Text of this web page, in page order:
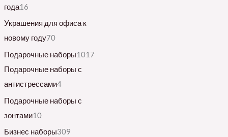
года16
Украшения для офиса к
новому году70
Подарочные наборы1017
Подарочные наборы с
антистрессами4
Подарочные наборы с
зонтами10
Бизнес наборы309